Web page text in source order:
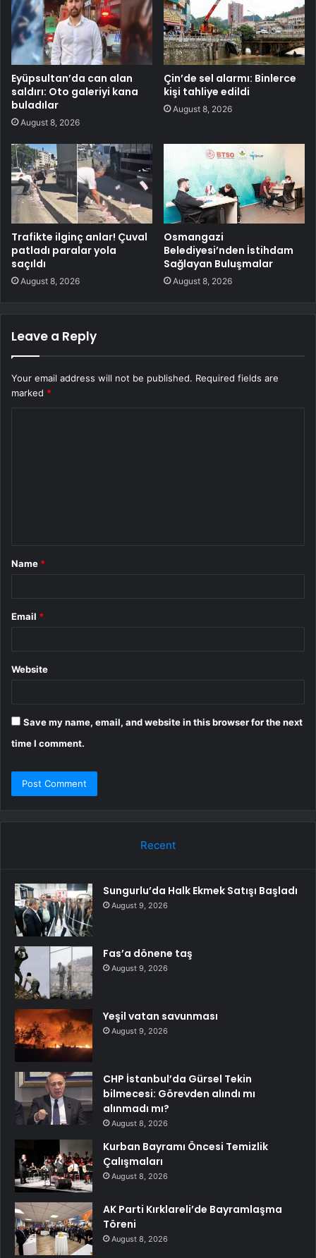
Eyüpsultan’da can alan
saldırı: Oto galeriyi kana
buladılar
August 8, 2026
Çin’de sel alarmı: Binlerce
kişi tahliye edildi
August 8, 2026
Trafikte ilginç anlar! Çuval
patladı paralar yola
saçıldı
August 8, 2026
Osmangazi
Belediyesi’nden İstihdam
Sağlayan Buluşmalar
August 8, 2026
Leave a Reply
Your email address will not be published. Required fields are
marked *
*
Name *
Email *
Website
Save my name, email, and website in this browser for the next
time I comment.
Recent
Sungurlu’da Halk Ekmek Satışı Başladı
August 9, 2026
Fas’a dönene taş
August 9, 2026
Yeşil vatan savunması
August 9, 2026
CHP İstanbul’da Gürsel Tekin
bilmecesi: Görevden alındı mı
alınmadı mı?
August 8, 2026
Kurban Bayramı Öncesi Temizlik
Çalışmaları
August 8, 2026
AK Parti Kırklareli’de Bayramlaşma
Töreni
August 8, 2026